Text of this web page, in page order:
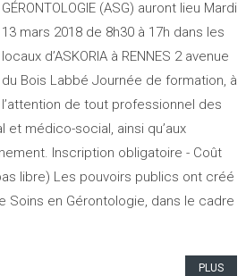
GÉRONTOLOGIE (ASG) auront lieu Mardi
13 mars 2018 de 8h30 à 17h dans les
locaux d’ASKORIA à RENNES 2 avenue
du Bois Labbé Journée de formation, à
l’attention de tout professionnel des
médico-social, ainsi qu’aux
Inscription obligatoire - Coût
libre) Les pouvoirs publics ont créé
Soins en Gérontologie, dans le cadre
PLUS